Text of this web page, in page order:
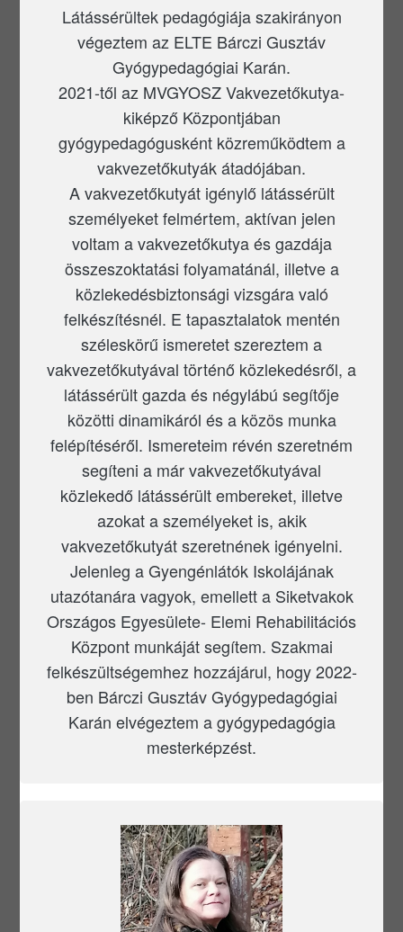
Látássérültek pedagógiája szakirányon
végeztem az ELTE Bárczi Gusztáv
Gyógypedagógiai Karán.
2021-től az MVGYOSZ Vakvezetőkutya-
kiképző Központjában
gyógypedagógusként közreműködtem a
vakvezetőkutyák átadójában.
A vakvezetőkutyát igénylő látássérült
személyeket felmértem, aktívan jelen
voltam a vakvezetőkutya és gazdája
összeszoktatási folyamatánál, illetve a
közlekedésbiztonsági vizsgára való
felkészítésnél. E tapasztalatok mentén
széleskörű ismeretet szereztem a
vakvezetőkutyával történő közlekedésről, a
látássérült gazda és négylábú segítője
közötti dinamikáról és a közös munka
felépítéséről. Ismereteim révén szeretném
segíteni a már vakvezetőkutyával
közlekedő látássérült embereket, illetve
azokat a személyeket is, akik
vakvezetőkutyát szeretnének igényelni.
Jelenleg a Gyengénlátók Iskolájának
utazótanára vagyok, emellett a Siketvakok
Országos Egyesülete- Elemi Rehabilitációs
Központ munkáját segítem. Szakmai
felkészültségemhez hozzájárul, hogy 2022-
ben Bárczi Gusztáv Gyógypedagógiai
Karán elvégeztem a gyógypedagógia
mesterképzést.